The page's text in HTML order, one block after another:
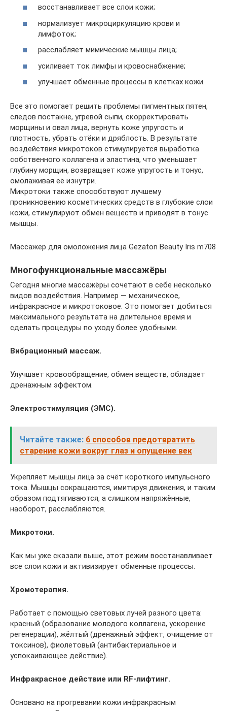
восстанавливает все слои кожи;
нормализует микроциркуляцию крови и
лимфоток;
расслабляет мимические мышцы лица;
усиливает ток лимфы и кровоснабжение;
улучшает обменные процессы в клетках кожи.
Все это помогает решить проблемы пигментных пятен,
следов постакне, угревой сыпи, скорректировать
морщины и овал лица, вернуть коже упругость и
плотность, убрать отёки и дряблость. В результате
воздействия микротоков стимулируется выработка
собственного коллагена и эластина, что уменьшает
глубину морщин, возвращает коже упругость и тонус,
омолаживая её изнутри.
Микротоки также способствуют лучшему
проникновению косметических средств в глубокие слои
кожи, стимулируют обмен веществ и приводят в тонус
мышцы.
Массажер для омоложения лица Gezaton Beauty Iris m708
Многофункциональные массажёры
Сегодня многие массажёры сочетают в себе несколько
видов воздействия. Например — механическое,
инфракрасное и микротоковое. Это помогает добиться
максимального результата на длительное время и
сделать процедуры по уходу более удобными.
Вибрационный массаж.
Улучшает кровообращение, обмен веществ, обладает
дренажным эффектом.
Электростимуляция (ЭМС).
Читайте также: 6 способов предотвратить
старение кожи вокруг глаз и опущение век
Укрепляет мышцы лица за счёт короткого импульсного
тока. Мышцы сокращаются, имитируя движения, и таким
образом подтягиваются, а слишком напряжённые,
наоборот, расслабляются.
Микротоки.
Как мы уже сказали выше, этот режим восстанавливает
все слои кожи и активизирует обменные процессы.
Хромотерапия.
Работает с помощью световых лучей разного цвета:
красный (образование молодого коллагена, ускорение
регенерации), жёлтый (дренажный эффект, очищение от
токсинов), фиолетовый (антибактериальное и
успокаивающее действие).
Инфракрасное действие или RF-лифтинг.
Основано на прогревании кожи инфракрасным